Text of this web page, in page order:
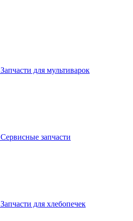
Запчасти для мультиварок
Сервисные запчасти
Запчасти для хлебопечек